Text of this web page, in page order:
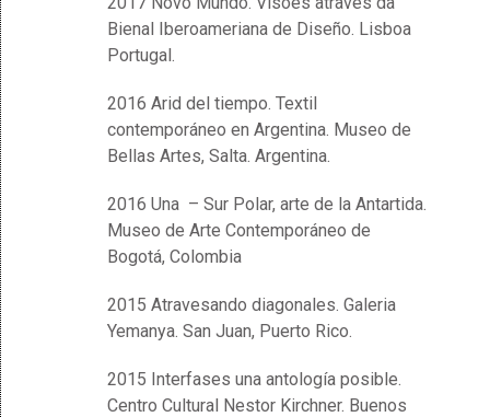
Bienal Iberoameriana de Diseño. Lisboa
Portugal.
2016 Arid del tiempo. Textil
contemporáneo en Argentina. Museo de
Bellas Artes, Salta. Argentina.
2016 Una – Sur Polar, arte de la Antartida.
Museo de Arte Contemporáneo de
Bogotá, Colombia
2015 Atravesando diagonales. Galeria
Yemanya. San Juan, Puerto Rico.
2015 Interfases una antología posible.
Centro Cultural Nestor Kirchner. Buenos